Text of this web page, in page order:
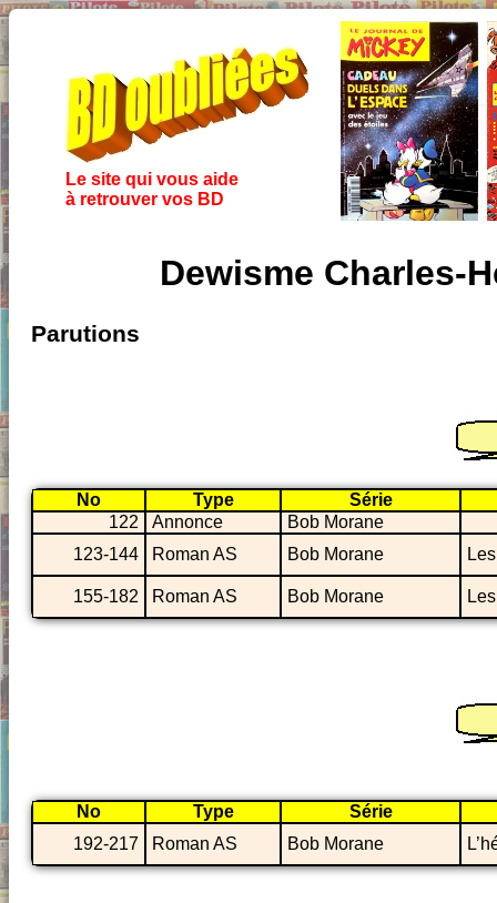
Le site qui vous aide
à retrouver vos BD
Dewisme Charles-
Parutions
No Type
Série
122
Annonce
Bob Morane
123-144
Roman AS Bob Morane
155-182 Roman AS Bob Morane
No Type
Série
192-217
Roman AS Bob Morane